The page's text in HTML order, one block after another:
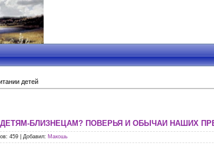
детей
БЛИЗНЕЦАМ? ПОВЕРЬЯ И ОБЫЧАИ НАШИХ
: 459 | Добавил: Макошь